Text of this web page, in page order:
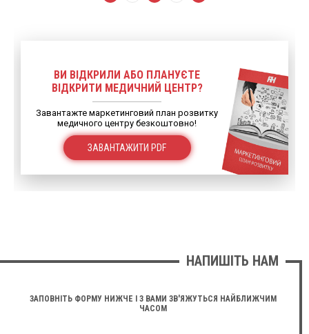
ВИ ВІДКРИЛИ АБО ПЛАНУЄТЕ
ВІДКРИТИ МЕДИЧНИЙ ЦЕНТР?
Завантажте маркетинговий план розвитку
медичного центру безкоштовно!
ЗАВАНТАЖИТИ PDF
НАПИШІТЬ НАМ
ЗАПОВНІТЬ ФОРМУ НИЖЧЕ І З ВАМИ ЗВ'ЯЖУТЬСЯ НАЙБЛИЖЧИМ
ЧАСОМ